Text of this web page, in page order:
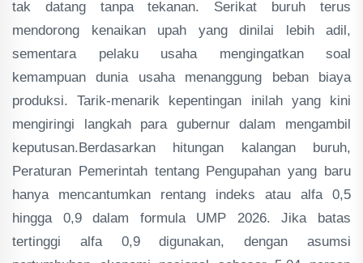
tak datang tanpa tekanan. Serikat buruh terus
mendorong kenaikan upah yang dinilai lebih adil,
sementara pelaku usaha mengingatkan soal
kemampuan dunia usaha menanggung beban biaya
produksi. Tarik-menarik kepentingan inilah yang kini
mengiringi langkah para gubernur dalam mengambil
keputusan.Berdasarkan hitungan kalangan buruh,
Peraturan Pemerintah tentang Pengupahan yang baru
hanya mencantumkan rentang indeks atau alfa 0,5
hingga 0,9 dalam formula UMP 2026. Jika batas
tertinggi alfa 0,9 digunakan, dengan asumsi